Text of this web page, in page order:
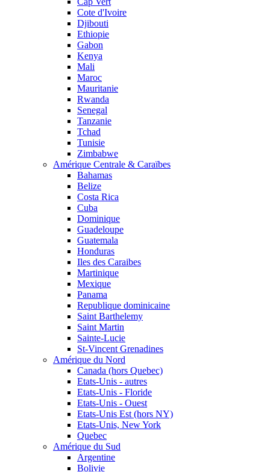
Cote d'Ivoire
Djibouti
Ethiopie
Gabon
Kenya
Mali
Maroc
Mauritanie
Rwanda
Senegal
Tanzanie
Tchad
Tunisie
Zimbabwe
Amérique Centrale & Caraïbes
Bahamas
Belize
Costa Rica
Cuba
Dominique
Guadeloupe
Guatemala
Honduras
Iles des Caraibes
Martinique
Mexique
Panama
Republique dominicaine
Saint Barthelemy
Saint Martin
Sainte-Lucie
St-Vincent Grenadines
Amérique du Nord
Canada (hors Quebec)
Etats-Unis - autres
Etats-Unis - Floride
Etats-Unis - Ouest
Etats-Unis Est (hors NY)
Etats-Unis, New York
Quebec
Amérique du Sud
Argentine
Bolivie